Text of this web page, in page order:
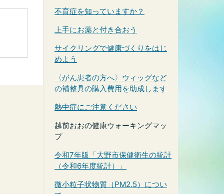
不育症を知っていますか？
上手にお薬と付き合おう
サイクリングで健康づくりをはじ
めよう
〈がん患者の方へ〉ウィッグなど
の補整具の購入費用を助成します
熱中症にご注意ください
越前おおの健康ウォーキングマッ
プ
令和7年版「大野市保健衛生の統計
（令和6年度統計）」
微小粒子状物質（PM2.5）につい